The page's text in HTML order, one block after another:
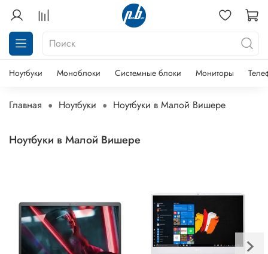
Ноутбуки Моноблоки Системные блоки Мониторы
Главная Ноутбуки Ноутбуки в Малой Вишере
Ноутбуки в Малой Вишере